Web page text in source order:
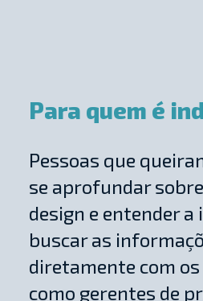
Para quem é
Pessoas que
se aprofundar
design e entender
buscar as
diretamente com
como gerentes de